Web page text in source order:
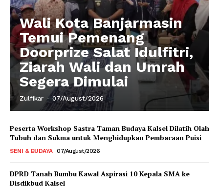
Wali Kota Banjarmasin
Temui Pemenang
Doorprize Salat Idulfitri,
Ziarah Wali dan Umrah
Segera Dimulai
Zulfikar - 07/August/2026
Peserta Workshop Sastra Taman Budaya Kalsel Dilatih Olah
Tubuh dan Sukma untuk Menghidupkan Pembacaan Puisi
SENI & BUDAYA 07/August/2026
DPRD Tanah Bumbu Kawal Aspirasi 10 Kepala SMA ke
Disdikbud Kalsel